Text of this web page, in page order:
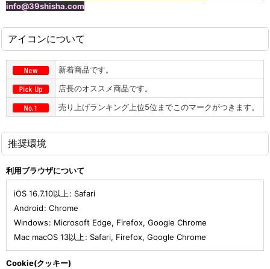
info@39shisha.com
アイコンについて
新着商品です。
店長のオススメ商品です。
売り上げランキング上位5位までこのマークがつきます。
推奨環境
利用ブラウザについて
iOS 16.7.10以上: Safari
Android: Chrome
Windows: Microsoft Edge, Firefox, Google Chrome
Mac macOS 13以上: Safari, Firefox, Google Chrome
Cookie(クッキー)